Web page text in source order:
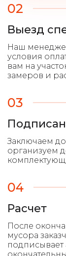
02
Выезд
03
04
Расчет